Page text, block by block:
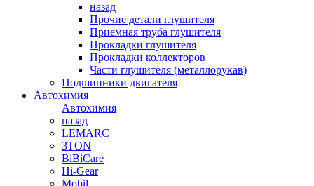
назад
Прочие детали глушителя
Приемная труба глушителя
Прокладки глушителя
Прокладки коллекторов
Части глушителя (металлорукав)
Подшипники двигателя
Автохимия
Автохимия
назад
LEMARC
3TON
BiBiCare
Hi-Gear
Mobil